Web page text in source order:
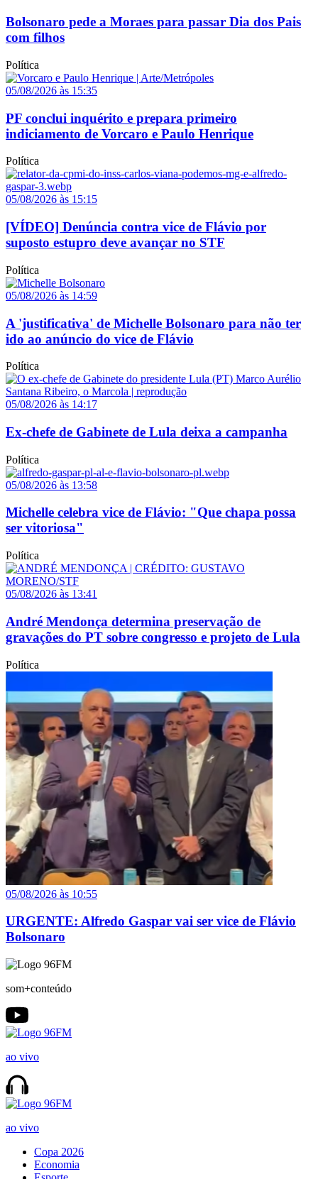
Bolsonaro pede a Moraes para passar Dia dos Pais
com filhos
Política
05/08/2026 às 15:35
PF conclui inquérito e prepara primeiro
indiciamento de Vorcaro e Paulo Henrique
Política
05/08/2026 às 15:15
[VÍDEO] Denúncia contra vice de Flávio por
suposto estupro deve avançar no STF
Política
05/08/2026 às 14:59
A 'justificativa' de Michelle Bolsonaro para não ter
ido ao anúncio do vice de Flávio
Política
05/08/2026 às 14:17
Ex-chefe de Gabinete de Lula deixa a campanha
Política
05/08/2026 às 13:58
Michelle celebra vice de Flávio: "Que chapa possa
ser vitoriosa"
Política
05/08/2026 às 13:41
André Mendonça determina preservação de
gravações do PT sobre congresso e projeto de Lula
Política
05/08/2026 às 10:55
URGENTE: Alfredo Gaspar vai ser vice de Flávio
Bolsonaro
som+conteúdo
ao vivo
ao vivo
Copa 2026
Economia